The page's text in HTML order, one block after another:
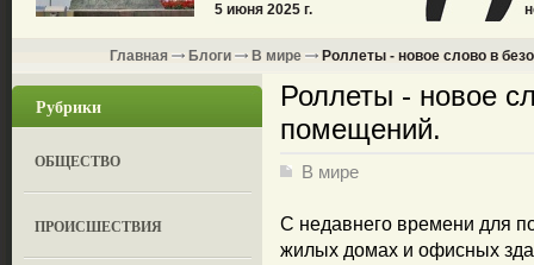
5 июня 2025 г.
Главная Блоги В мире Роллеты - новое слово в
Рубрики
ОБЩЕСТВО
ПРОИСШЕСТВИЯ
Роллеты - новое
помещений.
В мире
С недавнего времени для
жилых домах и офисных